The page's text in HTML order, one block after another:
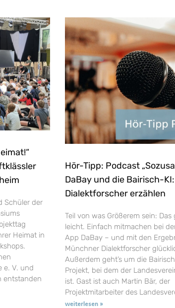
Schüler der
Heimat in
e. V. und
entstanden
Hör-Tipp: Podcast
DaBay und die Bairisch-
Dialektforscher erzählen
Teil von was Größerem sein:
leicht. Einfach mitmachen bei
App DaBay – und mit den
Münchner Dialektforscher
Außerdem geht’s um die
Projekt, bei dem der
ist. Gast ist auch Martin Bär, der
Projektmitarbeiter des
weiterlesen »